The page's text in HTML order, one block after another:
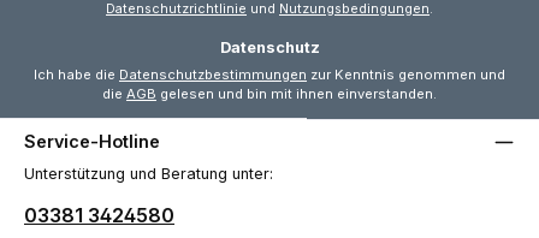
Datenschutzrichtlinie und Nutzungsbedingungen.
Datenschutz
Ich habe die Datenschutzbestimmungen zur Kenntnis genommen und
die AGB gelesen und bin mit ihnen einverstanden.
Service-Hotline
Unterstützung und Beratung unter:
03381 3424580